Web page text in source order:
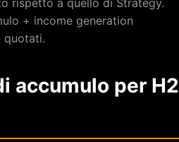
+ income generation
quotati.
accumulo per H2